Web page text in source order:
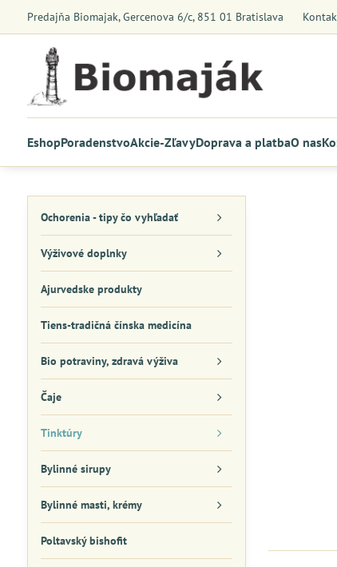
Predajňa Biomajak, Gercenova 6/c, 851 01 Bratislava
EshopPoradenstvoAkcie-ZľavyDoprava a platbaO nas
Ochorenia - tipy čo vyhľadať
Výživové doplnky
Ajurvedske produkty
Tiens-tradičná čínska medicína
Bio potraviny, zdravá výživa
Čaje
Tinktúry
Bylinné sirupy
Bylinné masti, krémy
Poltavský bishofit